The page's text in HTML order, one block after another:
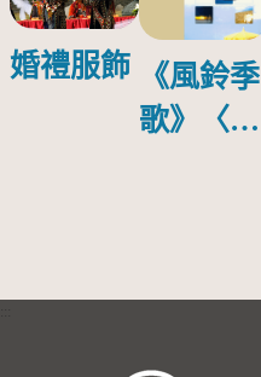
婚禮服飾
《風鈴季
歌》〈渡